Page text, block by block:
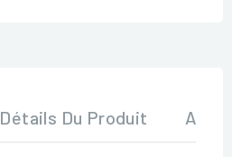
Détails Du Produit Avis